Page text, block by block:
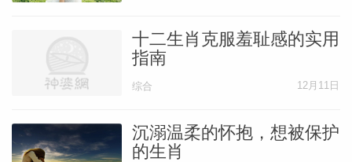
十二生肖克服羞耻感的实用
指南
综合 12月11日
沉溺温柔的怀抱，想被保护
的生肖